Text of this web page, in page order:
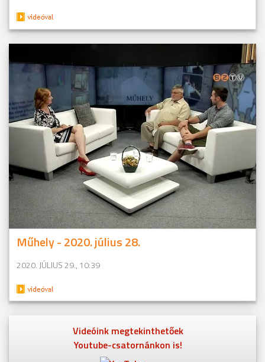
Műhely - 2020. július 28.
2020. JÚLIUS 29., 10:39
Videóink megtekinthetőek
Youtube-csatornánkon is!